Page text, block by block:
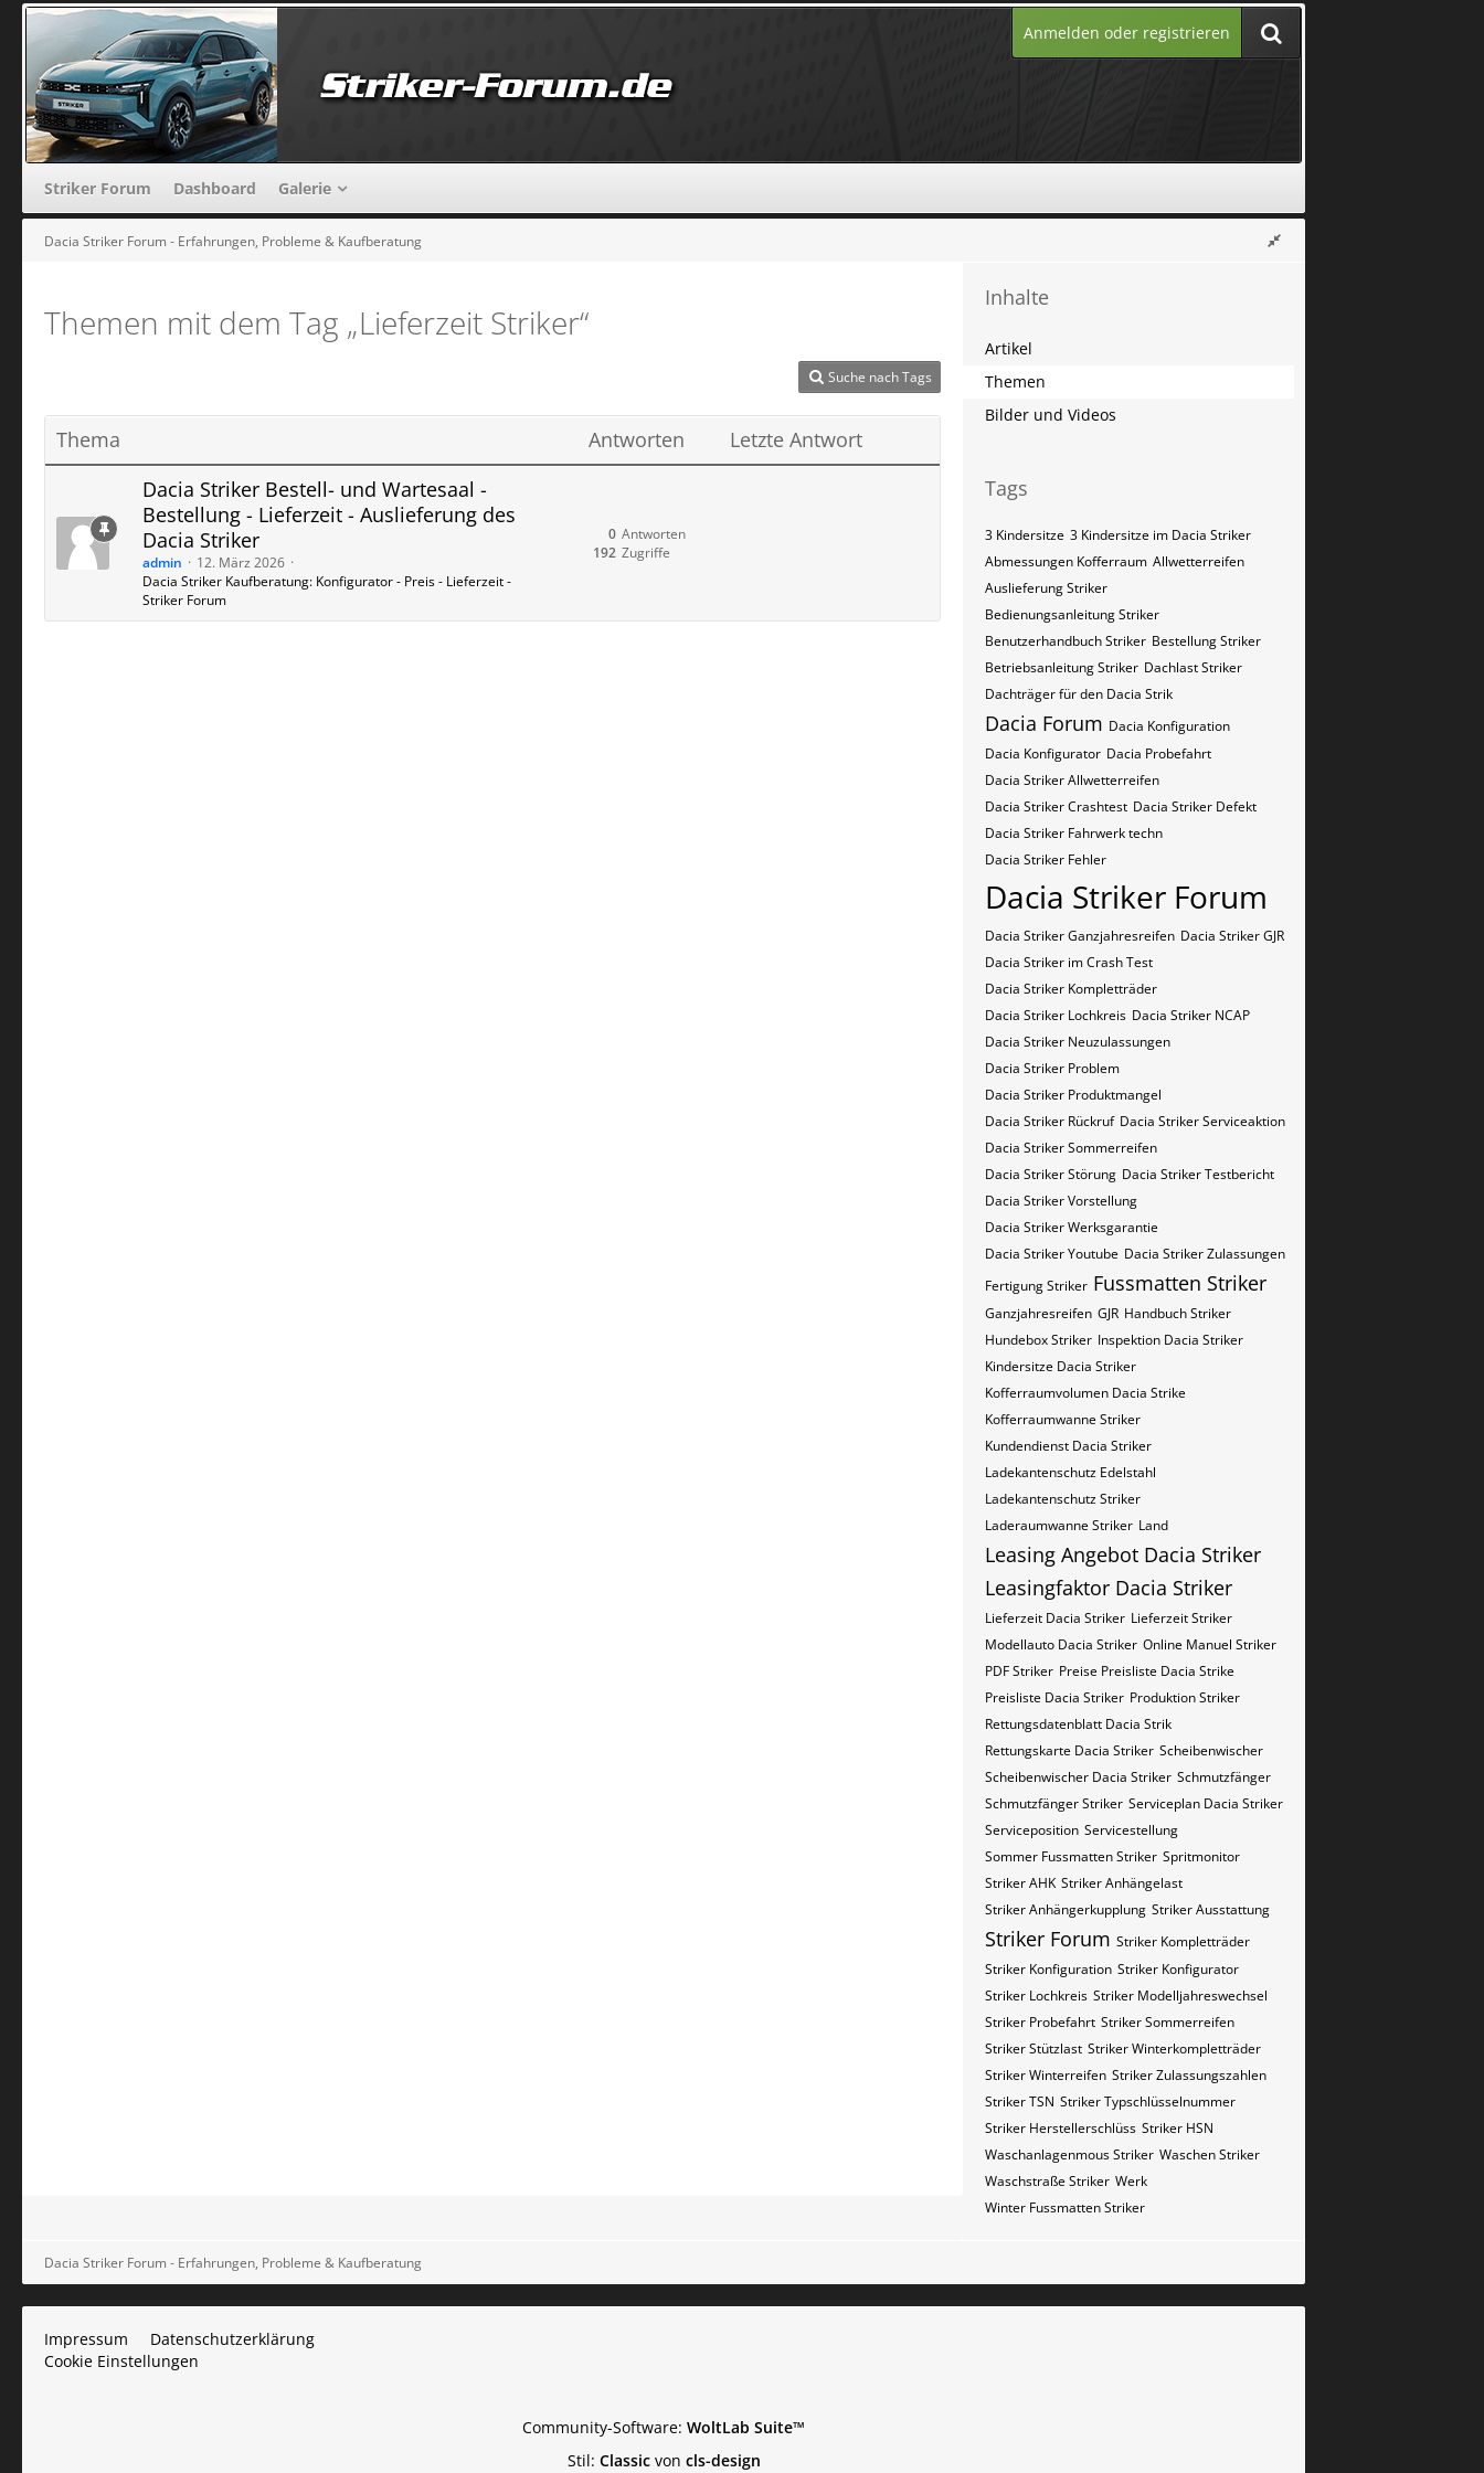
Anmelden oder registrieren
Striker Forum Dashboard Galerie
Dacia Striker Forum - Erfahrungen, Probleme & Kaufberatung
Themen mit dem Tag „Lieferzeit Striker“
Suche nach Tags
Thema Antworten
Letzte Antwort
Dacia Striker Bestell- und Wartesaal -
Bestellung - Lieferzeit - Auslieferung des
Dacia Striker
admin
12. März 2026
Dacia Striker Kaufberatung: Konfigurator - Preis - Lieferzeit -
Striker Forum
Antworten
0
Zugriffe
192
Inhalte
Artikel
Themen
Bilder und Videos
Tags
3 Kindersitze 3 Kindersitze im Dacia Striker
Abmessungen Kofferraum Allwetterreifen
Auslieferung Striker
Bedienungsanleitung Striker
Benutzerhandbuch Striker Bestellung Striker
Betriebsanleitung Striker Dachlast Striker
Dachträger für den Dacia Strik
Dacia Forum Dacia Konfiguration
Dacia Konfigurator Dacia Probefahrt
Dacia Striker Allwetterreifen
Dacia Striker Crashtest Dacia Striker Defekt
Dacia Striker Fahrwerk techn
Dacia Striker Fehler
Dacia Striker Forum
Dacia Striker Ganzjahresreifen Dacia Striker GJR
Dacia Striker im Crash Test
Dacia Striker Kompletträder
Dacia Striker Lochkreis Dacia Striker NCAP
Dacia Striker Neuzulassungen
Dacia Striker Problem
Dacia Striker Produktmangel
Dacia Striker Rückruf Dacia Striker Serviceaktion
Dacia Striker Sommerreifen
Dacia Striker Störung Dacia Striker Testbericht
Dacia Striker Vorstellung
Dacia Striker Werksgarantie
Dacia Striker Youtube Dacia Striker Zulassungen
Fertigung Striker Fussmatten Striker
Ganzjahresreifen GJR Handbuch Striker
Hundebox Striker Inspektion Dacia Striker
Kindersitze Dacia Striker
Kofferraumvolumen Dacia Strike
Kofferraumwanne Striker
Kundendienst Dacia Striker
Ladekantenschutz Edelstahl
Ladekantenschutz Striker
Laderaumwanne Striker Land
Leasing Angebot Dacia Striker
Leasingfaktor Dacia Striker
Lieferzeit Dacia Striker Lieferzeit Striker
Modellauto Dacia Striker Online Manuel Striker
PDF Striker Preise Preisliste Dacia Strike
Preisliste Dacia Striker Produktion Striker
Rettungsdatenblatt Dacia Strik
Rettungskarte Dacia Striker Scheibenwischer
Scheibenwischer Dacia​ Striker Schmutzfänger
Schmutzfänger Striker Serviceplan Dacia Striker
Serviceposition Servicestellung
Sommer Fussmatten Striker Spritmonitor
Striker AHK Striker Anhängelast
Striker Anhängerkupplung Striker Ausstattung
Striker Forum Striker Kompletträder
Striker Konfiguration Striker Konfigurator
Striker Lochkreis Striker Modelljahreswechsel
Striker Probefahrt Striker Sommerreifen
Striker Stützlast Striker Winterkompletträder
Striker Winterreifen Striker Zulassungszahlen
Striker​​​​ TSN Striker​​​​ Typschlüsselnummer
Striker​​​​​ Herstellerschlüss Striker​​​​​ HSN
Waschanlagenmous Striker Waschen Striker
Waschstraße Striker Werk
Winter Fussmatten Striker
Dacia Striker Forum - Erfahrungen, Probleme & Kaufberatung
Impressum
Datenschutzerklärung
Cookie Einstellungen
Community-Software: WoltLab Suite™
Stil: Classicvon cls-design